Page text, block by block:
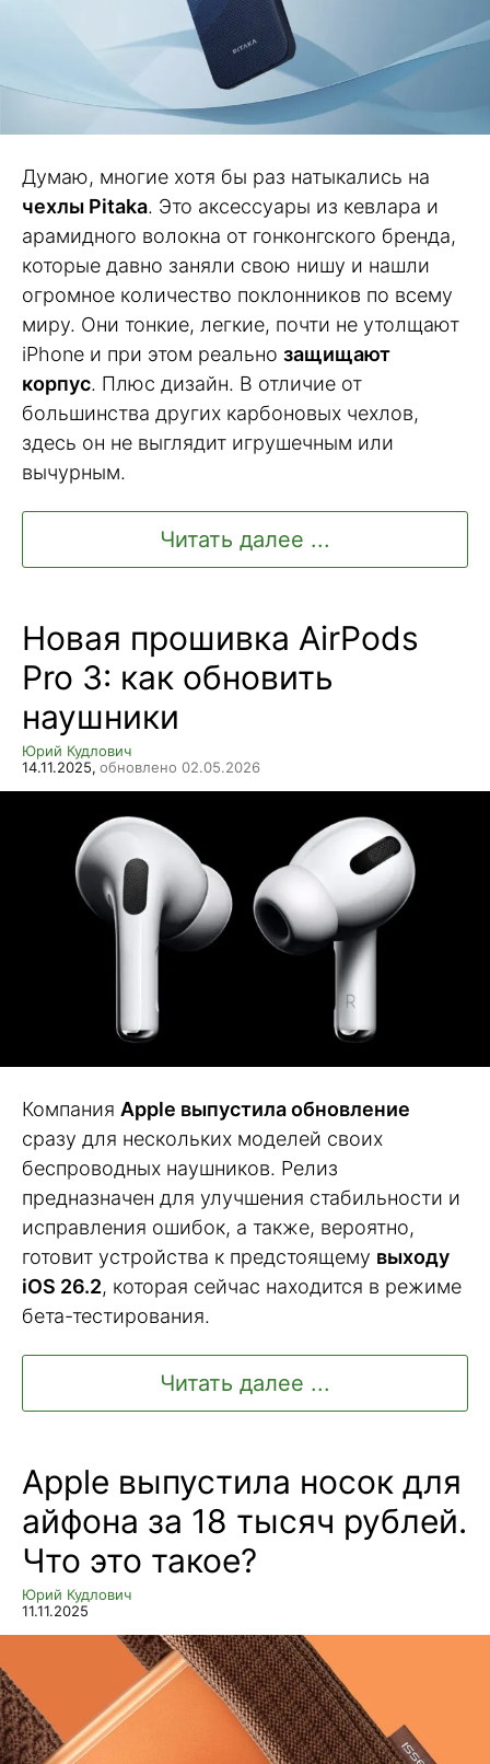
Думаю, многие хотя бы раз натыкались на
чехлы Pitaka. Это аксессуары из кевлара и
арамидного волокна от гонконгского бренда,
которые давно заняли свою нишу и нашли
огромное количество поклонников по всему
миру. Они тонкие, легкие, почти не утолщают
iPhone и при этом реально защищают
корпус. Плюс дизайн. В отличие от
большинства других карбоновых чехлов,
здесь он не выглядит игрушечным или
вычурным.
Читать далее ...
Новая прошивка AirPods
Pro 3: как обновить
наушники
Юрий Кудлович
14.11.2025, обновлено 02.05.2026
Компания Apple выпустила обновление
сразу для нескольких моделей своих
беспроводных наушников. Релиз
предназначен для улучшения стабильности и
исправления ошибок, а также, вероятно,
готовит устройства к предстоящему выходу
iOS 26.2, которая сейчас находится в режиме
бета-тестирования.
Читать далее ...
Apple выпустила носок для
айфона за 18 тысяч рублей.
Что это такое?
Юрий Кудлович
11.11.2025